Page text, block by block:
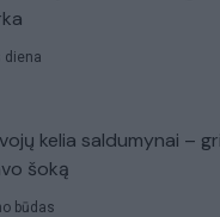
diena
kelia saldumynai –
šoką
būdas